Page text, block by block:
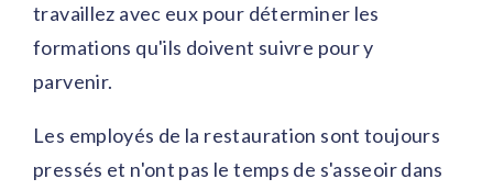
travaillez avec eux pour déterminer les
formations qu'ils doivent suivre pour y
parvenir.
Les employés de la restauration sont toujours
pressés et n'ont pas le temps de s'asseoir dans